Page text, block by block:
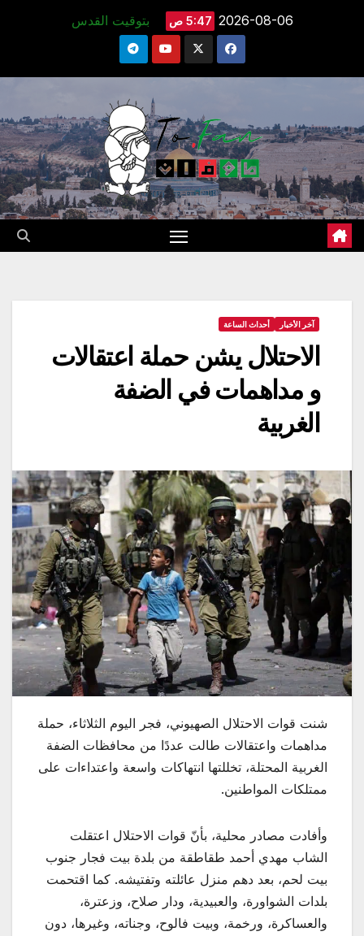
2026-08-06 5:47 ص بتوقيت القدس
آخر الأخبار أحداث الساعة
الاحتلال يشن حملة اعتقالات
و مداهمات في الضفة
الغربية
شنت قوات الاحتلال الصهيوني، فجر اليوم الثلاثاء، حملة
مداهمات واعتقالات طالت عددًا من محافظات الضفة
الغربية المحتلة، تخللتها انتهاكات واسعة واعتداءات على
ممتلكات المواطنين.
وأفادت مصادر محلية، بأنّ قوات الاحتلال اعتقلت
الشاب مهدي أحمد طقاطقة من بلدة بيت فجار جنوب
بيت لحم، بعد دهم منزل عائلته وتفتيشه. كما اقتحمت
بلدات الشواورة، والعبيدية، ودار صلاح، وزعترة،
والعساكرة، ورخمة، وبيت فالوح، وجناته، وغيرها، دون